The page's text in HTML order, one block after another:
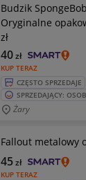
Budzik
Oryginalne
zł
KUP TERAZ
40zł
CZĘSTO SPRZEDAJE
SPRZEDAJĄCY:
Żary
Fallout metalowy
KUP TERAZ
45zł